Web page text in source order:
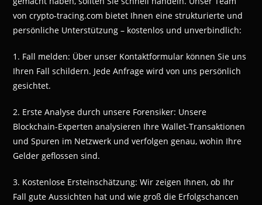
von crypto-tracing.com bietet Ihnen eine strukturierte und
persönliche Unterstützung – kostenlos und unverbindlich:
1. Fall melden: Über unser Kontaktformular können Sie uns
Ihren Fall schildern. Jede Anfrage wird von uns persönlich
gesichtet.
2. Erste Analyse durch unsere Forensiker: Unsere
Blockchain-Experten analysieren Ihre Wallet-Transaktionen
und Spuren im Netzwerk und verfolgen genau, wohin Ihre
Gelder geflossen sind.
3. Kostenlose Ersteinschätzung: Wir zeigen Ihnen, ob Ihr
Fall gute Aussichten hat und wie groß die Erfolgschancen